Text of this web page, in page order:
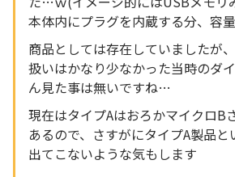
本体内にプラグを内蔵する分、容
商品としては存在していましたが
扱いはかなり少なかった当時のダ
ん見た事は無いですね…
現在はタイプAはおろかマイクロB
あるので、さすがにタイプA製品
出てこないような気もします